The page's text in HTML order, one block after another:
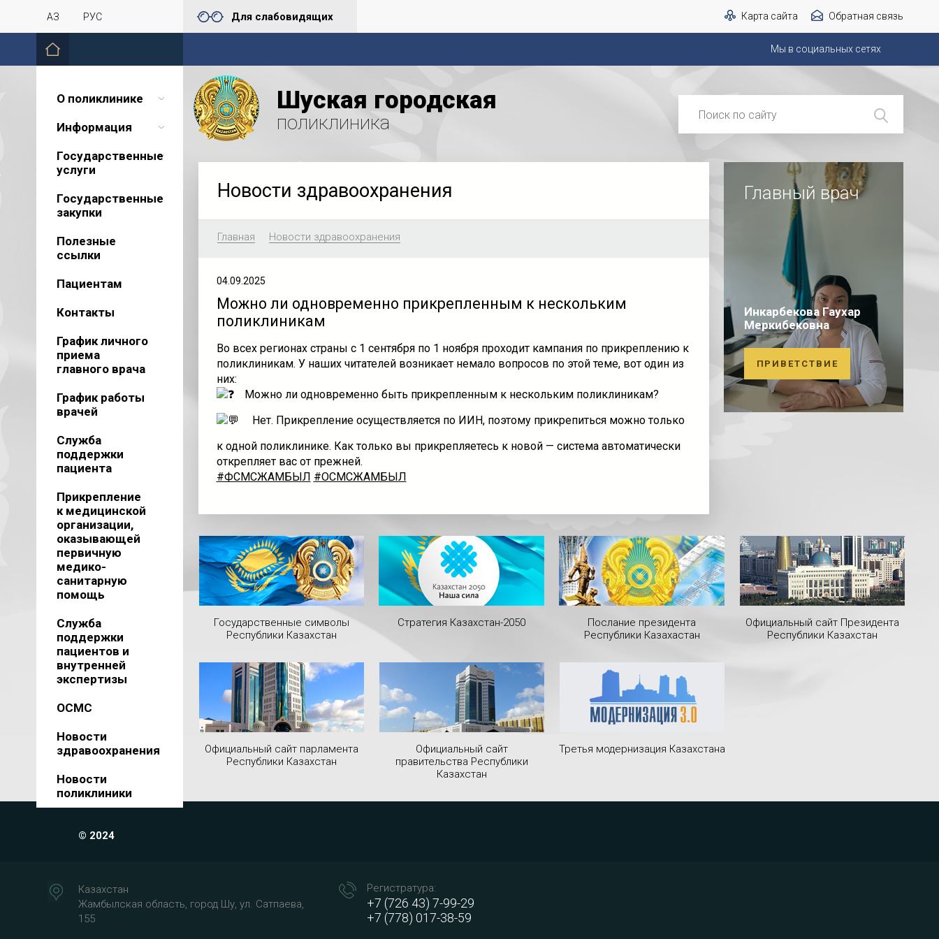
ҚАЗ РУС Для слабовидящих Карта сайта Обратная связь
Мы в социальных сетях
О поликлинике
Информация
Государственные
услуги
Государственные
закупки
Полезные
ссылки
Пациентам
Контакты
График личного
приема
главного врача
График работы
врачей
Служба
поддержки
пациента
Прикрепление
к медицинской
организации,
оказывающей
первичную
медико-
санитарную
помощь
Служба
поддержки
пациентов и
внутренней
экспертизы
ОСМС
Новости
здравоохранения
Новости
поликлиники
Шуская городская
поликлиника
Новости здравоохранения
Главная Новости здравоохранения
04.09.2025
Можно ли одновременно прикрепленным к нескольким
поликлиникам
Во всех регионах страны с 1 сентября по 1 ноября проходит кампания по прикреплению к
поликлиникам. У наших читателей возникает немало вопросов по этой теме, вот один из
них:
Можно ли одновременно быть прикрепленным к нескольким поликлиникам?
Нет. Прикрепление осуществляется по ИИН, поэтому прикрепиться можно только
к одной поликлинике. Как только вы прикрепляетесь к новой — система автоматически
открепляет вас от прежней.
#ФСМСЖАМБЫЛ #ОСМСЖАМБЫЛ
Главный врач
Инкарбекова Гаухар
Меркибековна
ПРИВЕТСТВИЕ
Государственные символы
Республики Казахстан
Стратегия Казахстан-2050
Послание президента
Республики Казахастан
Официальный сайт Президента
Республики Казахстан
Официальный сайт парламента
Республики Казахстан
Официальный сайт
правительства Республики
Казахстан
Третья модернизация Казахстана
© 2024
Казахстан
Жамбылская область, город Шу, ул. Сатпаева,
155
Регистратура:
+7 (726 43) 7-99-29
+7 (778) 017-38-59